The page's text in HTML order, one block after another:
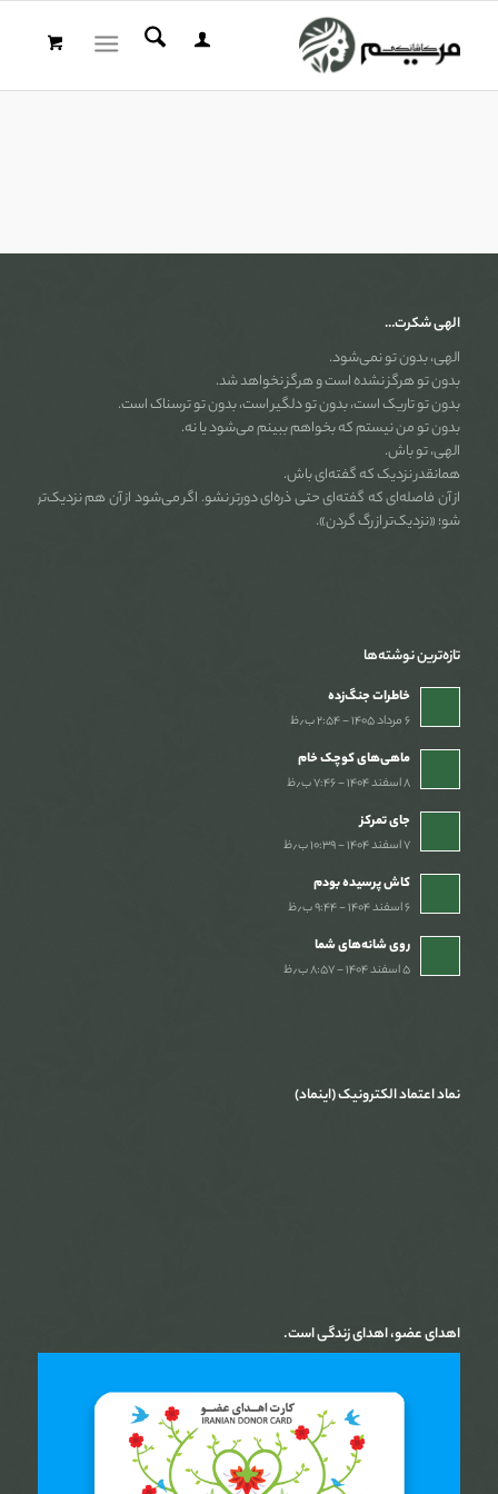
الهی شکرت…
الهی، بدون تو نمی‌شود.
بدون تو هرگز نشده است و هرگز نخواهد شد.
بدون تو تاریک است، بدون تو دلگیر است، بدون تو ترسناک است.
بدون تو من نیستم که بخواهم ببینم می‌شود یا نه.
الهی، تو باش.
همانقدر نزدیک که گفته‌ای باش.
از آن فاصله‌ای که گفته‌ای حتی ذره‌ای دورتر نشو. اگر می‌شود از آن هم نزدیک‌تر
شو؛ «نزدیک‌تر از رگ گردن».
تازه‌ترین نوشته‌ها
خاطرات جنگ‌‌زده
۶ مرداد ۱۴۰۵ - ۲:۵۴ ب٫ظ
ماهی‌های کوچک خام
۸ اسفند ۱۴۰۴ - ۷:۴۶ ب٫ظ
جای تمرکز
۷ اسفند ۱۴۰۴ - ۱۰:۳۹ ب٫ظ
کاش پرسیده بودم
۶ اسفند ۱۴۰۴ - ۹:۴۴ ب٫ظ
روی شانه‌های شما
۵ اسفند ۱۴۰۴ - ۸:۵۷ ب٫ظ
نماد اعتماد الکترونیک (اینماد)
اهدای عضو، اهدای زندگی است.